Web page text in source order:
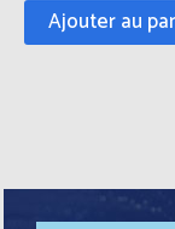
Ajouter au